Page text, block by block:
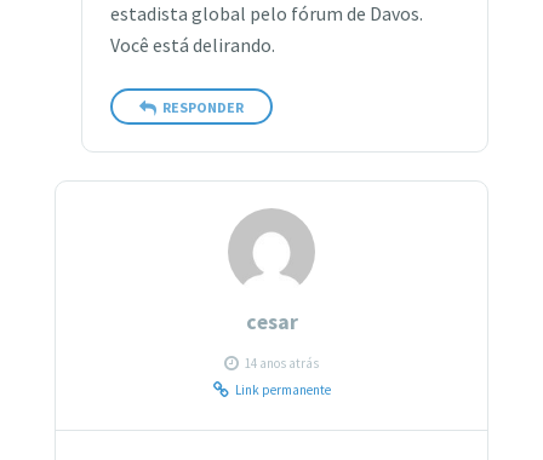
estadista global pelo fórum de Davos.
Você está delirando.
RESPONDER
cesar
14 anos atrás
Link permanente